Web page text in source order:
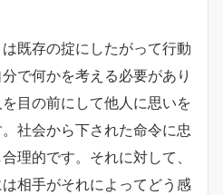
既存の掟にしたがって行動
で何かを考える必要があり
目の前にして他人に思いを
社会から下された命令に忠
理的です。それに対して、
相手がそれによってどう感